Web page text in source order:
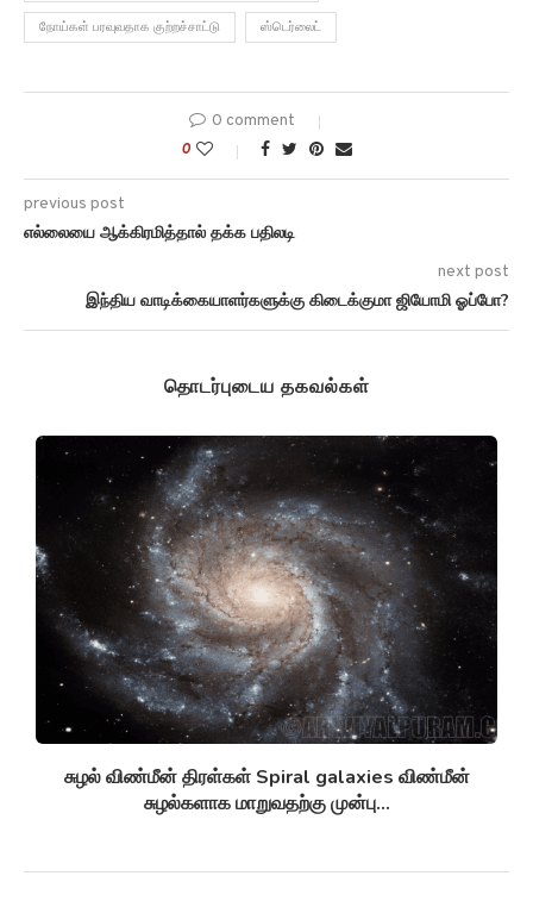
நோய்கள் பரவுவதாக குற்றச்சாட்டு ஸ்டெர்லைட்
0 comment
0
previous post
எல்லையை ஆக்கிரமித்தால் தக்க பதிலடி
next post
இந்திய வாடிக்கையாளர்களுக்கு கிடைக்குமா ஜியோமி ஓப்போ?
தொடர்புடைய தகவல்கள்
சுழல் விண்மீன் திரள்கள் Spiral galaxies விண்மீன்
சுழல்களாக மாறுவதற்கு முன்பு...